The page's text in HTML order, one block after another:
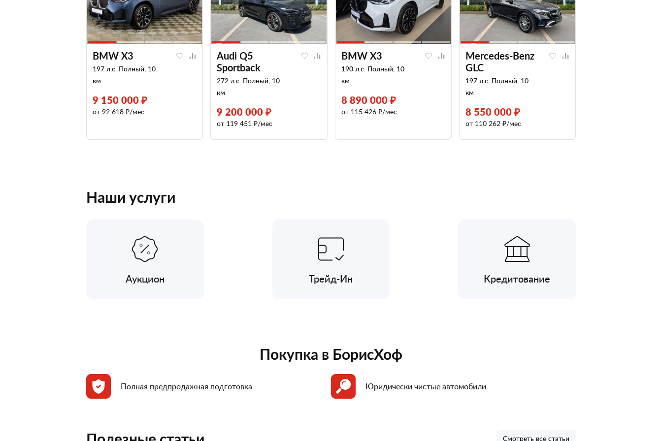
BMW X3
197 л.с. Полный, 10
км
9 150 000 ₽
от 92 618 ₽/мес
Audi Q5
Sportback
272 л.с. Полный, 10
км
9 200 000 ₽
от 119 451 ₽/мес
BMW X3
190 л.с. Полный, 10
км
8 890 000 ₽
от 115 426 ₽/мес
Mercedes-Benz
GLC
197 л.с. Полный, 10
км
8 550 000 ₽
от 110 262 ₽/мес
Наши услуги
Аукцион Трейд-Ин Кредитование
Покупка в БорисХоф
Полная предпродажная подготовка Юридически чистые автомобили
Смотреть все статьи